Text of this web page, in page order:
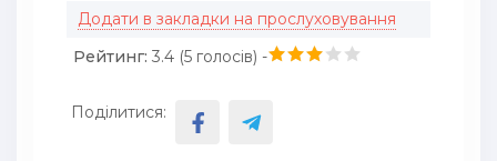
Додати в закладки на прослуховування
Рейтинг: 3.4 (5 голосів) -
Поділитися: